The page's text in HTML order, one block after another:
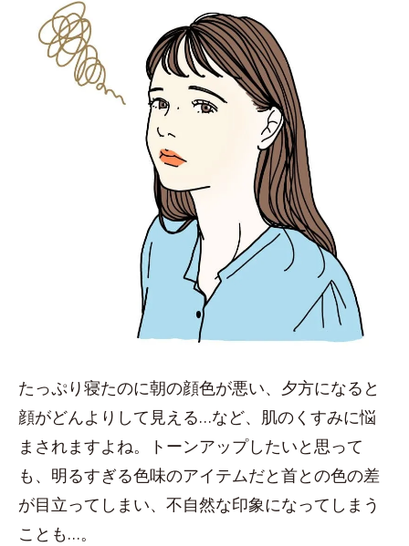
たっぷり寝たのに朝の顔色が悪い、夕方になると
顔がどんよりして見える…など、肌のくすみに悩
まされますよね。トーンアップしたいと思って
も、明るすぎる色味のアイテムだと首との色の差
が目立ってしまい、不自然な印象になってしまう
ことも…。